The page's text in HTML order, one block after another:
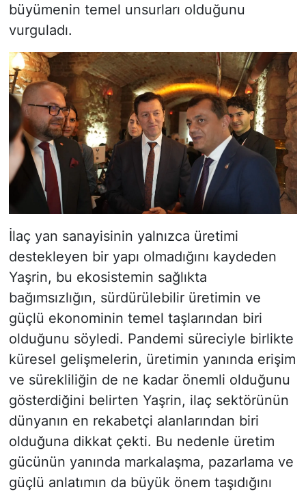
büyümenin temel unsurları olduğunu
vurguladı.
İlaç yan sanayisinin yalnızca üretimi
destekleyen bir yapı olmadığını kaydeden
Yaşrin, bu ekosistemin sağlıkta
bağımsızlığın, sürdürülebilir üretimin ve
güçlü ekonominin temel taşlarından biri
olduğunu söyledi. Pandemi süreciyle birlikte
küresel gelişmelerin, üretimin yanında erişim
ve sürekliliğin de ne kadar önemli olduğunu
gösterdiğini belirten Yaşrin, ilaç sektörünün
dünyanın en rekabetçi alanlarından biri
olduğuna dikkat çekti. Bu nedenle üretim
gücünün yanında markalaşma, pazarlama ve
güçlü anlatımın da büyük önem taşıdığını